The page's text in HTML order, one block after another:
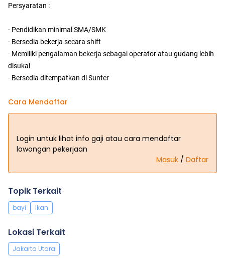
Persyaratan :
- Pendidikan minimal SMA/SMK
- Bersedia bekerja secara shift
- Memiliki pengalaman bekerja sebagai operator atau gudang lebih
disukai
- Bersedia ditempatkan di Sunter
Cara Mendaftar
Login untuk lihat info gaji atau cara mendaftar
lowongan pekerjaan
Masuk / Daftar
Topik Terkait
bayi ikan
Lokasi Terkait
Jakarta Utara